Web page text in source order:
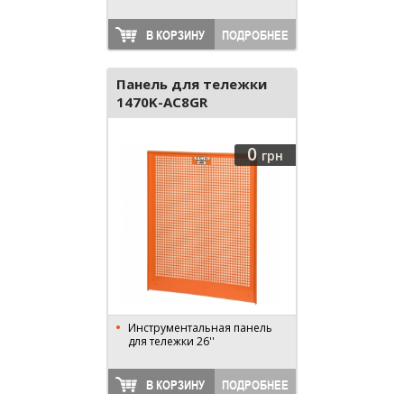
В КОРЗИНУ ПОДРОБНЕЕ
Панель для тележки
1470K-AC8GR
0 грн
Инструментальная панель
для тележки 26''
В КОРЗИНУ ПОДРОБНЕЕ